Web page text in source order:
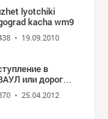
lyotchiki
kacha wm9
• 19.09.2010
в
или дорога в
• 25.04.2012